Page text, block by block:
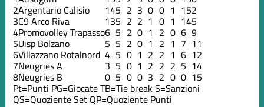
2Argentario Calisio 145 2 3 0 0 1 152
3C9 Arco Riva 135 2 2 1 0 1 145
4Promovolley Trapasso6 5 2 0 1 2 0 6 9
5Uisp Bolzano 5 5 2 0 1 2 1 7 11
6Villazzano Rotalnord 4 5 0 1 2 2 1 6 12
7Neugries A 3 5 0 1 2 2 2 5 14
8Neugries B 0 5 0 0 3 2 0 0 15
Pt=Punti PG=GiocateTB=Tie breakS=Sanzioni
QS=Quoziente Set QP=Quoziente Punti